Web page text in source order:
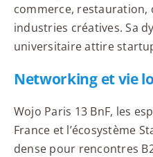
commerce,
industries créatives. Sa
universitaire attire
Networking et vie
Wojo Paris 13 BnF, les
France et l’écosystème
dense pour rencontres